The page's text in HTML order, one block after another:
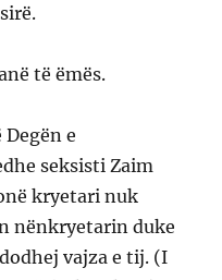
të ëmës.
e
seksisti Zaim
kryetari nuk
nënkryetarin duke
vajza e tij. (I